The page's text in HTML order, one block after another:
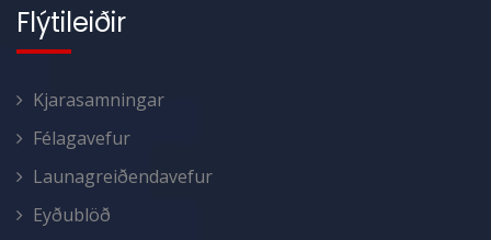
Flýtileiðir
Kjarasamningar
Félagavefur
Launagreiðendavefur
Eyðublöð